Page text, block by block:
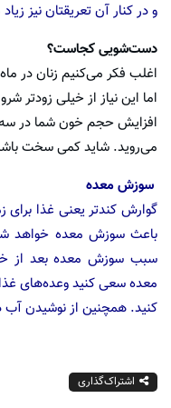
و در کنار آن تعریقتان نیز
دست‌شویی کجاست؟
اغلب فکر می‌کنیم زنان در
اما این نیاز از خیلی
افزایش حجم خون شما در
می‌روید. شاید کمی سخت باشد
سوزش معده
گوارش کندتر یعنی غذا
باعث سوزش معده خواهد
سبب سوزش معده بعد از
معده سعی کنید وعده‌های
کنید. همچنین از نوشیدن آب
اشتراک‌گذاری